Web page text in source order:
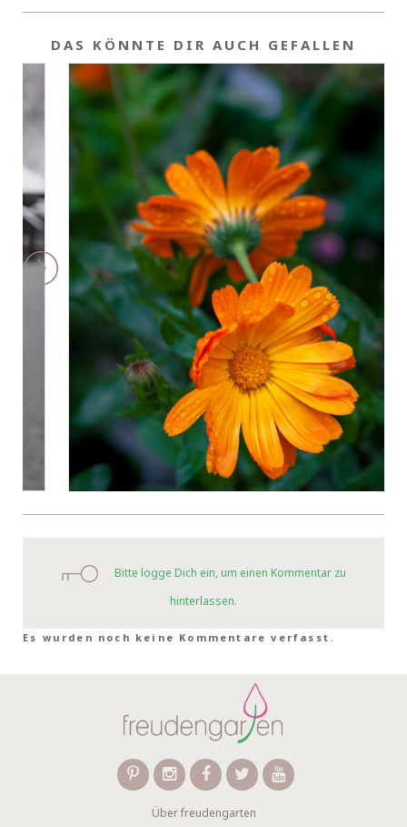
DAS KÖNNTE DIR AUCH GEFALLEN
Bitte logge Dich ein, um einen Kommentar zu
hinterlassen.
Es wurden noch keine Kommentare verfasst.
Über freudengarten